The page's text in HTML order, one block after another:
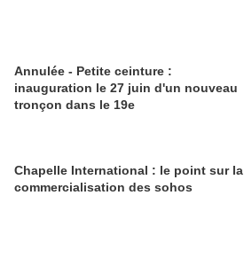
Annulée - Petite ceinture :
inauguration le 27 juin d'un nouveau
tronçon dans le 19e
Chapelle International : le point sur la
commercialisation des sohos